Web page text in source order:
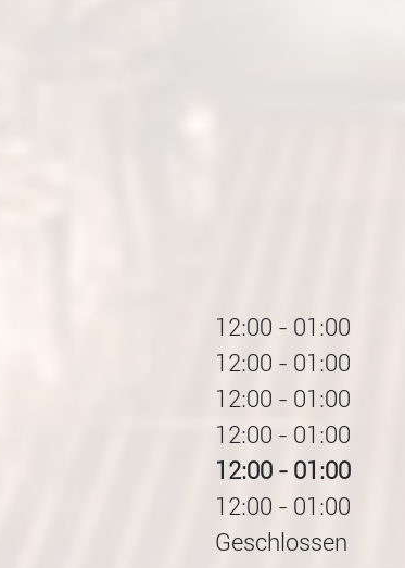
12:00 - 01:00
12:00 - 01:00
12:00 - 01:00
12:00 - 01:00
12:00 - 01:00
12:00 - 01:00
Geschlossen